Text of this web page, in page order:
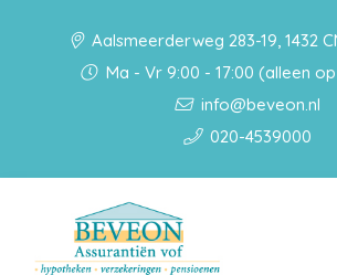
Aalsmeerderweg 283-19, 1432
Ma - Vr 9:00 - 17:00 (alleen
info@beveon.nl
020-4539000